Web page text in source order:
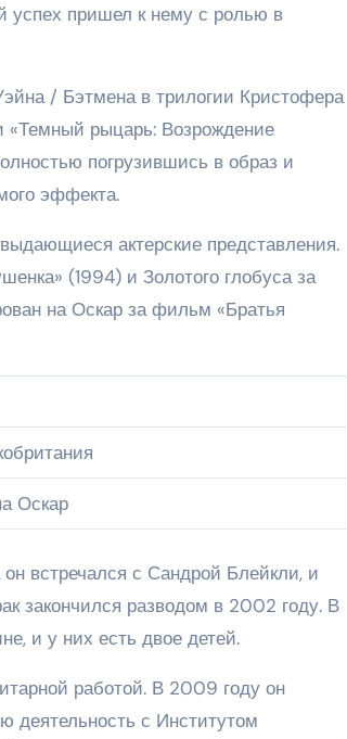
успех пришел к нему с ролью в
/ Бэтмена в трилогии Кристофера
рыцарь: Возрождение
погрузившись в образ и
эффекта.
актерские представления.
(1994) и Золотого глобуса за
на Оскар за фильм «Братья
Оскар
встречался с Сандрой Блейкли, и
закончился разводом в 2002 году. В
и у них есть двое детей.
работой. В 2009 году он
деятельность с Институтом